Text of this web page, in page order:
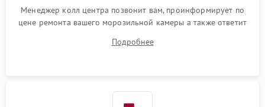
Менеджер колл центра позвонит вам, проинформирует по
цене ремонта вашего морозильной камеры а также ответит
Подробнее